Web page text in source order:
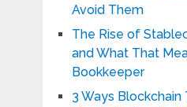
Avoid Them
The Rise of
and What That
Bookkeeper
3 Ways